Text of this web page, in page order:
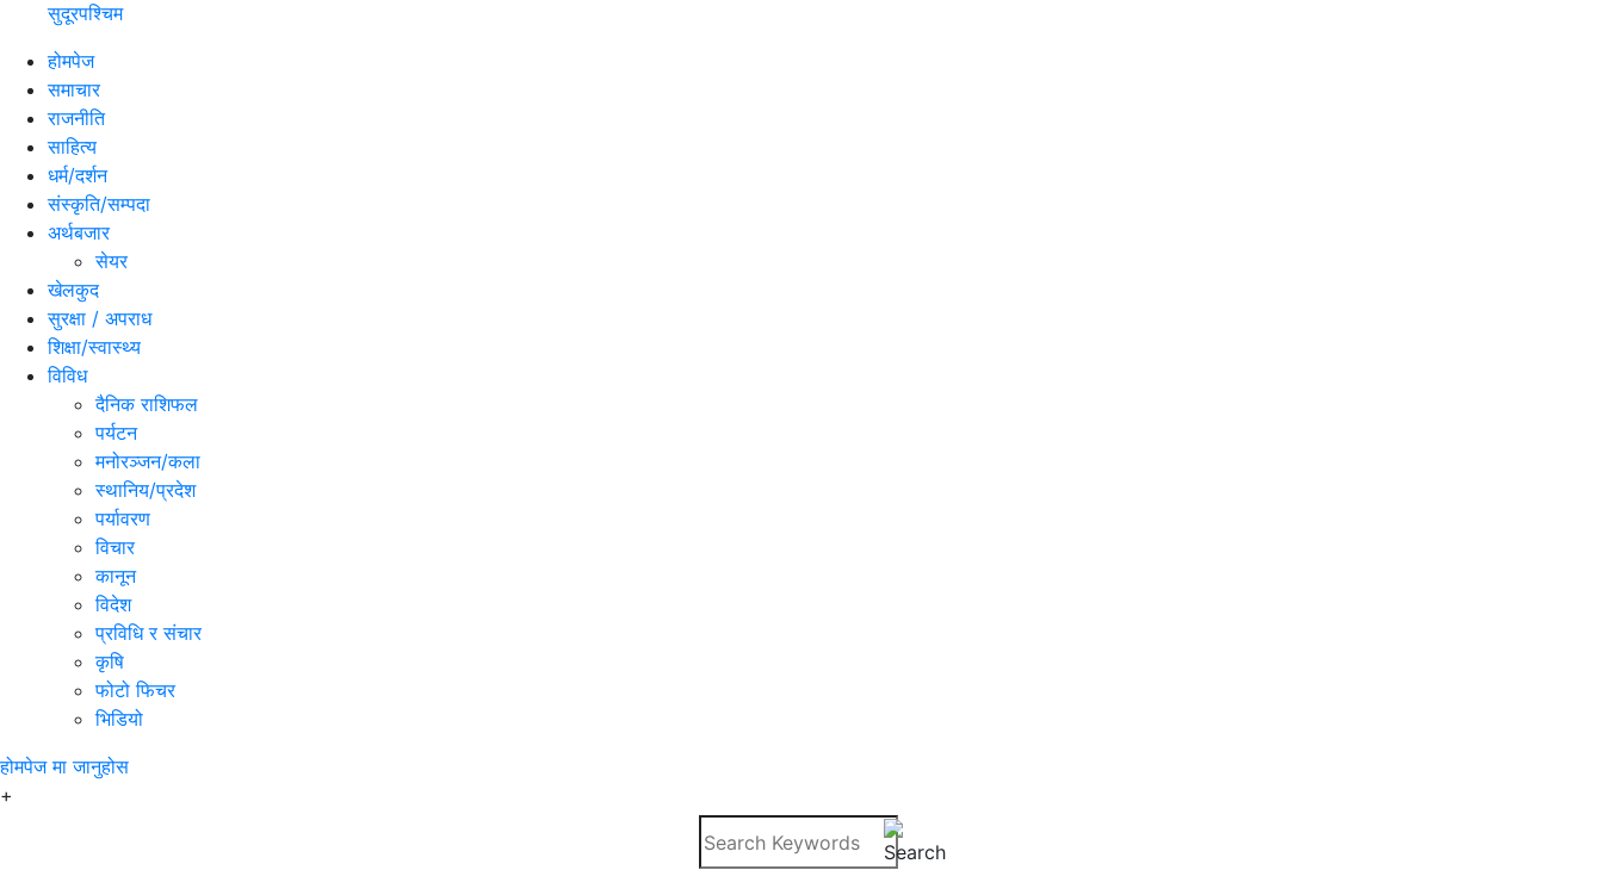
सुदूरपश्चिम
होमपेज
समाचार
राजनीति
साहित्य
धर्म/दर्शन
संस्कृति/सम्पदा
अर्थबजार
सेयर
खेलकुद
सुरक्षा / अपराध
शिक्षा/स्वास्थ्य
विविध
दैनिक राशिफल
पर्यटन
मनोरञ्जन/कला
स्थानिय/प्रदेश
पर्यावरण
विचार
कानून
विदेश
प्रविधि र संचार
कृषि
फोटो फिचर
भिडियो
होमपेज मा जानुहोस
+